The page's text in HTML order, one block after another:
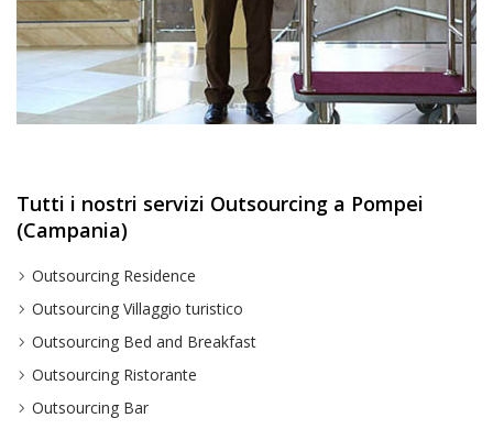
Tutti i nostri servizi Outsourcing a Pompei
(Campania)
Outsourcing Residence
Outsourcing Villaggio turistico
Outsourcing Bed and Breakfast
Outsourcing Ristorante
Outsourcing Bar